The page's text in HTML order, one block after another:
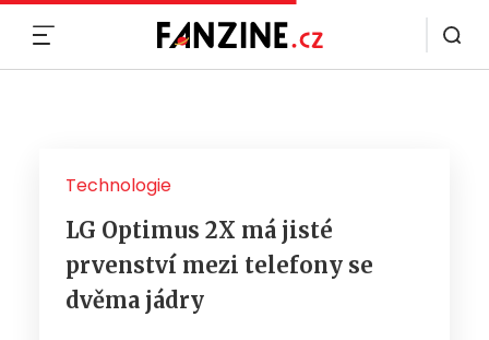
Technologie
LG Optimus 2X má jisté
prvenství mezi telefony se
dvěma jádry